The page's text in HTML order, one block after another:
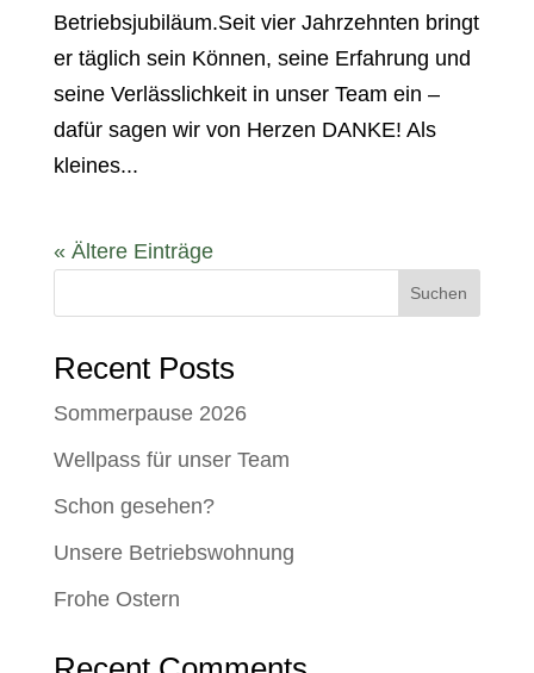
Betriebsjubiläum.Seit vier Jahrzehnten bringt
er täglich sein Können, seine Erfahrung und
seine Verlässlichkeit in unser Team ein –
dafür sagen wir von Herzen DANKE! Als
kleines...
« Ältere Einträge
Suchen
Recent Posts
Sommerpause 2026
Wellpass für unser Team
Schon gesehen?
Unsere Betriebswohnung
Frohe Ostern